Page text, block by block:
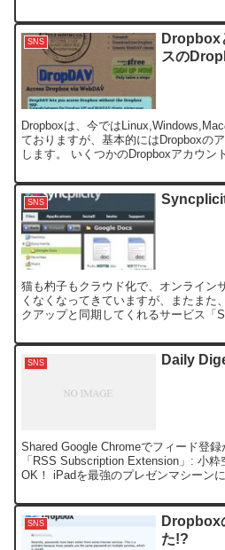
SNS
Dropbox
スの
Dropboxは、今では
ておりますが、基本的にはDropboxの
します。 いくつかのDropboxアカウン
SNS
猫も杓子もクラウド化で、オンライン
くなくなってきていますが、またまた
クアップと同期してくれるサービス「
SNS Daily
Shared Google Chromeでフィード登
「RSS Subscription Extension」: 小
OK！ iPadを最強のプレゼンマシーン
SNS
Dropbox
た!?